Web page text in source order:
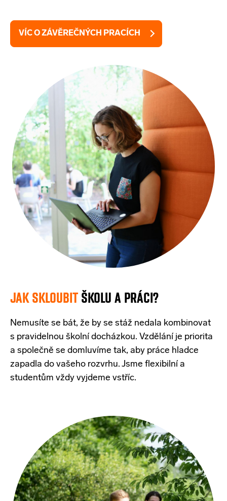
VÍC O ZÁVĚREČNÝCH PRACÍCH
JAK SKLOUBIT ŠKOLU A PRÁCI?
Nemusíte se bát, že by se stáž nedala kombinovat
s pravidelnou školní docházkou. Vzdělání je priorita
a společně se domluvíme tak, aby práce hladce
zapadla do vašeho rozvrhu. Jsme flexibilní a
studentům vždy vyjdeme vstříc.